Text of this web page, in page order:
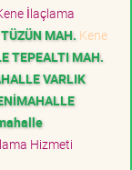
İlaçlama
MAH. Kene
TEPEALTI MAH.
VARLIK
Hizmeti